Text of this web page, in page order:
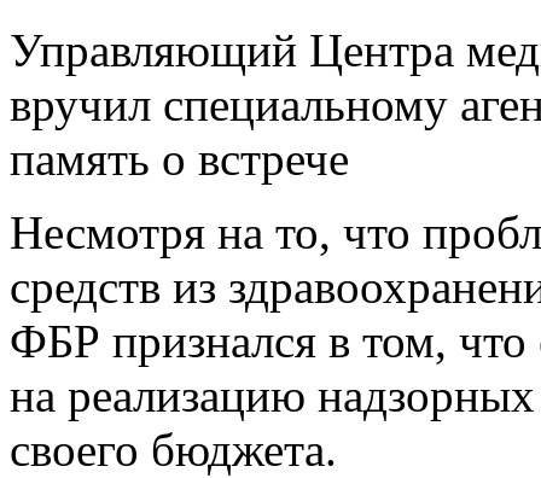
Управляющий Центра
вручил специальному
память о встрече
Несмотря на то, что
средств из
ФБР признался в том, что
на реализацию
своего бюджета.